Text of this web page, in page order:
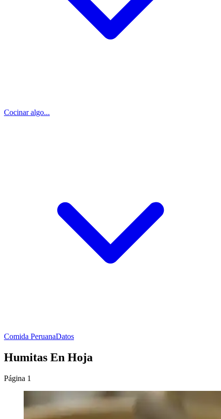
Cocinar algo...
Comida PeruanaDatos
Humitas En Hoja
Página 1